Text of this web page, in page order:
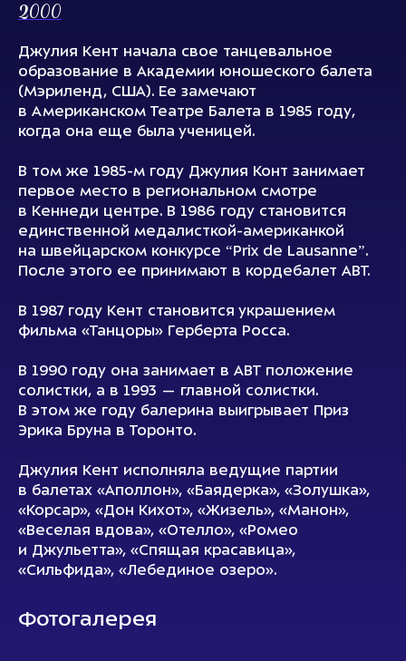
2000
Джулия Кент начала свое танцевальное
образование в Академии юношеского балета
(Мэриленд, США). Ее замечают
в Американском Театре Балета в 1985 году,
когда она еще была ученицей.
В том же 1985-м году Джулия Конт занимает
первое место в региональном смотре
в Кеннеди центре. В 1986 году становится
единственной медалисткой-американкой
на швейцарском конкурсе “Prix de Lausanne”.
После этого ее принимают в кордебалет АВТ.
В 1987 году Кент становится украшением
фильма «Танцоры» Герберта Росса.
В 1990 году она занимает в АВТ положение
солистки, а в 1993 — главной солистки.
В этом же году балерина выигрывает Приз
Эрика Бруна в Торонто.
Джулия Кент исполняла ведущие партии
в балетах «Аполлон», «Баядерка», «Золушка»,
«Корсар», «Дон Кихот», «Жизель», «Манон»,
«Веселая вдова», «Отелло», «Ромео
и Джульетта», «Спящая красавица»,
«Сильфида», «Лебединое озеро».
Фотогалерея